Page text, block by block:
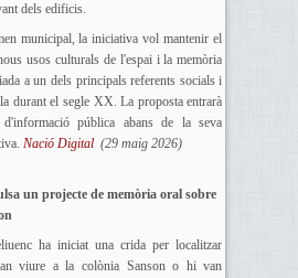
dels edificis.
municipal, la iniciativa vol mantenir el
usos culturals de l'espai i la memòria
a un dels principals referents socials i
durant el segle XX. La proposta entrarà
pública abans de la seva
Nació Digital(29 maig 2026)
un projecte de memòria oral sobre
ha iniciat una crida per localitzar
viure a la colònia Sanson o hi van